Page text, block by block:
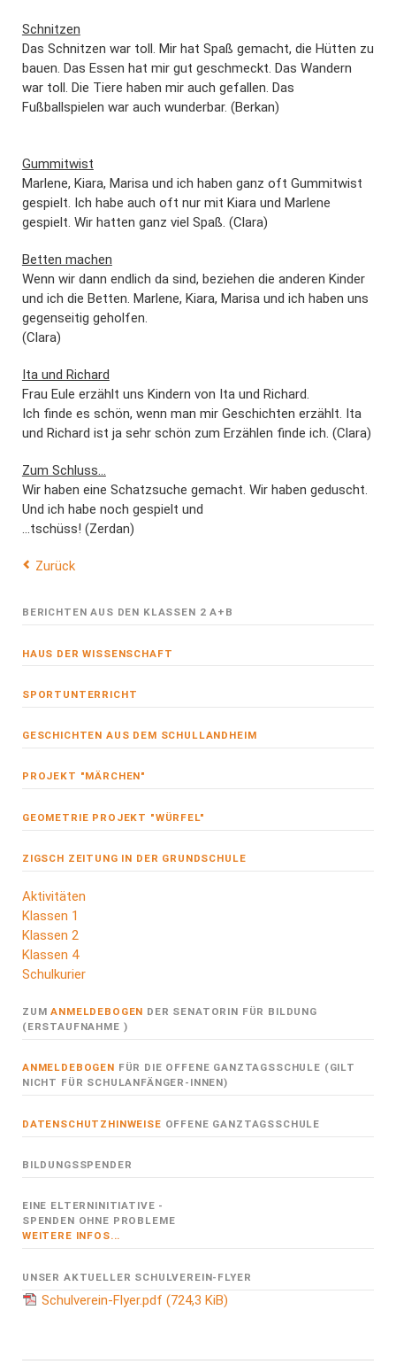
Schnitzen
Das Schnitzen war toll. Mir hat Spaß gemacht, die Hütten zu
bauen. Das Essen hat mir gut geschmeckt. Das Wandern
war toll. Die Tiere haben mir auch gefallen. Das
Fußballspielen war auch wunderbar. (Berkan)
Gummitwist
Marlene, Kiara, Marisa und ich haben ganz oft Gummitwist
gespielt. Ich habe auch oft nur mit Kiara und Marlene
gespielt. Wir hatten ganz viel Spaß. (Clara)
Betten machen
Wenn wir dann endlich da sind, beziehen die anderen Kinder
und ich die Betten. Marlene, Kiara, Marisa und ich haben uns
gegenseitig geholfen.
(Clara)
Ita und Richard
Frau Eule erzählt uns Kindern von Ita und Richard.
Ich finde es schön, wenn man mir Geschichten erzählt. Ita
und Richard ist ja sehr schön zum Erzählen finde ich. (Clara)
Zum Schluss...
Wir haben eine Schatzsuche gemacht. Wir haben geduscht.
Und ich habe noch gespielt und
...tschüss! (Zerdan)
Zurück
BERICHTEN AUS DEN KLASSEN 2 A+B
HAUS DER WISSENSCHAFT
SPORTUNTERRICHT
GESCHICHTEN AUS DEM SCHULLANDHEIM
PROJEKT "MÄRCHEN"
GEOMETRIE PROJEKT "WÜRFEL"
ZIGSCH ZEITUNG IN DER GRUNDSCHULE
Navigation
überspringen
Aktivitäten
Klassen 1
Klassen 2
Klassen 4
Schulkurier
ZUMANMELDEBOGEN DER SENATORIN FÜR BILDUNG
(ERSTAUFNAHME )
ANMELDEBOGEN FÜR DIE OFFENE GANZTAGSSCHULE (GILT
NICHT FÜR SCHULANFÄNGER-INNEN)
DATENSCHUTZHINWEISE OFFENE GANZTAGSSCHULE
BILDUNGSSPENDER
EINE ELTERNINITIATIVE -
SPENDEN OHNE PROBLEME
WEITERE INFOS...
UNSER AKTUELLER SCHULVEREIN-FLYER
Schulverein-Flyer.pdf (724,3 KiB)